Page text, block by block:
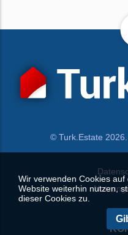
© Turk.Estate
Wir verwenden Cookies
Website weiterhin nutzen,
dieser Cookies zu.